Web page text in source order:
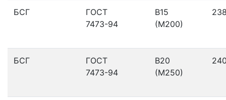
БСГ
ГОСТ
7473-94
В15
(М200)
БСГ
ГОСТ
7473-94
В20
(М250)